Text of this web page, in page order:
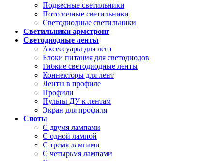
Подвесные светильники
Потолочные светильники
Светодиодные светильники
Светильники армстронг
Светодиодные ленты
Аксессуары для лент
Блоки питания для светодиодов
Гибкие светодиодные ленты
Коннекторы для лент
Ленты в профиле
Профили
Пульты ДУ к лентам
Экран для профиля
Споты
С двумя лампами
С одной лампой
С тремя лампами
С четырьмя лампами